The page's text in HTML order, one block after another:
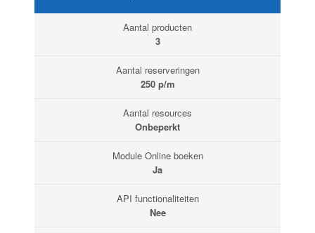
Aantal producten
3
Aantal reserveringen
250 p/m
Aantal resources
Onbeperkt
Module Online boeken
Ja
API functionaliteiten
Nee